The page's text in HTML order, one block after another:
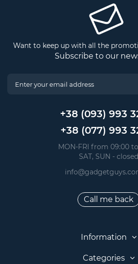
Want to keep up with all the
Subscribe to our
+38 (093) 993
+38 (077) 993
MON-FRI from 09:00 to
SAT, SUN - closed
Call me back
Information
Categories